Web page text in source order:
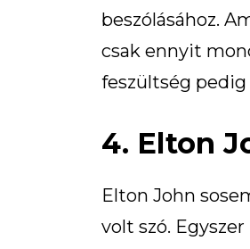
beszólásához.
csak ennyit
feszültség
4. Elton
Elton John
volt szó.